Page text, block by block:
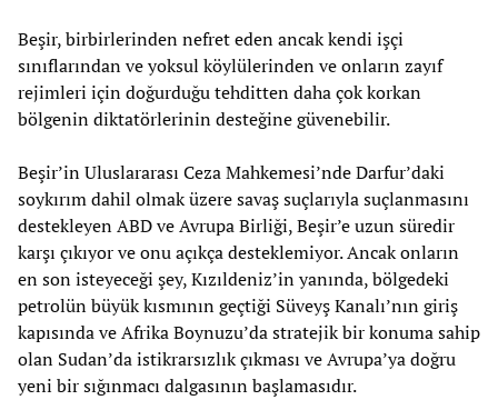
Beşir, birbirlerinden nefret eden ancak kendi işçi
sınıflarından ve yoksul köylülerinden ve onların zayıf
rejimleri için doğurduğu tehditten daha çok korkan
bölgenin diktatörlerinin desteğine güvenebilir.
Beşir’in Uluslararası Ceza Mahkemesi’nde Darfur’daki
soykırım dahil olmak üzere savaş suçlarıyla suçlanmasını
destekleyen ABD ve Avrupa Birliği, Beşir’e uzun süredir
karşı çıkıyor ve onu açıkça desteklemiyor. Ancak onların
en son isteyeceği şey, Kızıldeniz’in yanında, bölgedeki
petrolün büyük kısmının geçtiği Süveyş Kanalı’nın giriş
kapısında ve Afrika Boynuzu’da stratejik bir konuma sahip
olan Sudan’da istikrarsızlık çıkması ve Avrupa’ya doğru
yeni bir sığınmacı dalgasının başlamasıdır.